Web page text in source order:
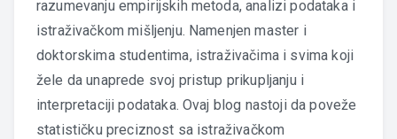
razumevanju empirijskih metoda, analizi podataka i
istraživačkom mišljenju. Namenjen master i
doktorskima studentima, istraživačima i svima koji
žele da unaprede svoj pristup prikupljanju i
interpretaciji podataka. Ovaj blog nastoji da poveže
statističku preciznost sa istraživačkom